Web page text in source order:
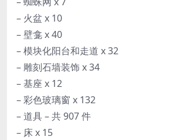
– 火盆 x 10
– 壁龛 x 40
– 模块化阳台和走道 x 32
– 雕刻石墙装饰 x 34
– 基座 x 12
– 彩色玻璃窗 x 132
– 道具 – 共 907 件
– 床 x 15